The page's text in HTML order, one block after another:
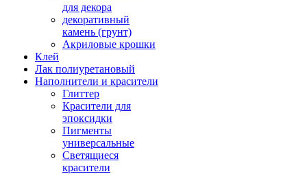
для декора
декоративный
камень (грунт)
Акриловые крошки
Клей
Лак полиуретановый
Наполнители и красители
Глиттер
Красители для
эпоксидки
Пигменты
универсальные
Светящиеся
красители